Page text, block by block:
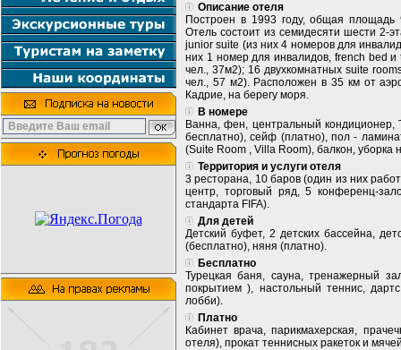
Описание отеля
Построен в 1993 году, общая площадь
Отель состоит из семидесяти шести 2-
junior suite (из них 4 номеров для
них 1 номер для инвалидов, french bed
чел., 37м2); 16 двухкомнатных suite
чел., 57 м2). Расположен в 35 км от
Кадрие, на берегу моря.
В номере
Ванна, фен, центральный
бесплатно), сейф (платно), пол -
(Suite Room , Villa Room), балкон,
Территория и услуги отеля
3 ресторана, 10 баров (один из них
центр, торговый ряд, 5 конференц-
стандарта FIFA).
Для детей
Детский буфет, 2 детских бассейна,
(бесплатно), няня (платно).
Бесплатно
Турецкая баня, сауна, тренажерный
покрытием ), настольный теннис,
лобби).
Платно
Кабинет врача, парикмахерская,
отеля), прокат теннисных ракеток и